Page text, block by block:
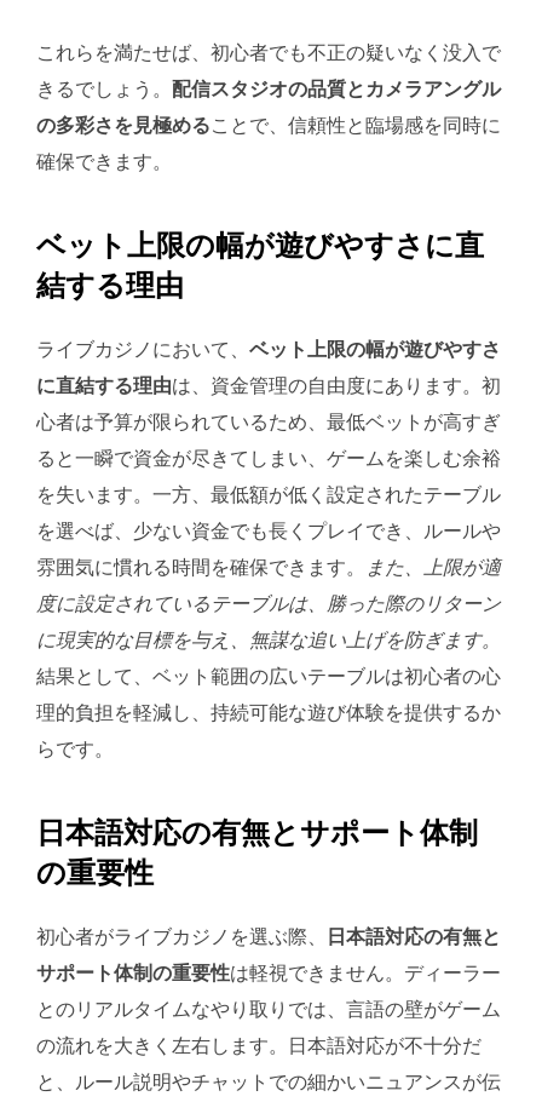
これらを満たせば、初心者でも不正の疑いなく没入で
きるでしょう。 配信スタジオの品質とカメラアングル
の多彩さを見極めることで、信頼性と臨場感を同時に
確保できます。
ベット上限の幅が遊びやすさに直
結する理由
ライブカジノにおいて、 ベット上限の幅が遊びやすさ
に直結する理由は、資金管理の自由度にあります。初
心者は予算が限られているため、最低ベットが高すぎ
ると一瞬で資金が尽きてしまい、ゲームを楽しむ余裕
を失います。一方、最低額が低く設定されたテーブル
を選べば、少ない資金でも長くプレイでき、ルールや
雰囲気に慣れる時間を確保できます。
また、上限が適
度に設定されているテーブルは、勝った際のリターン
に現実的な目標を与え、無謀な追い上げを防ぎます。
結果として、ベット範囲の広いテーブルは初心者の心
理的負担を軽減し、持続可能な遊び体験を提供するか
らです。
日本語対応の有無とサポート体制
の重要性
初心者がライブカジノを選ぶ際、
日本語対応の有無と
サポート体制の重要性は軽視できません。ディーラー
とのリアルタイムなやり取りでは、言語の壁がゲーム
の流れを大きく左右します。日本語対応が不十分だ
と、ルール説明やチャットでの細かいニュアンスが伝